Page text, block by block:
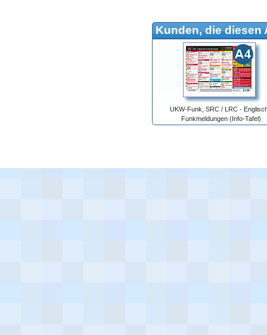
Kunden, die diesen
UKW-Funk, SRC / LRC -
Funkmeldungen (Info-Tafel)